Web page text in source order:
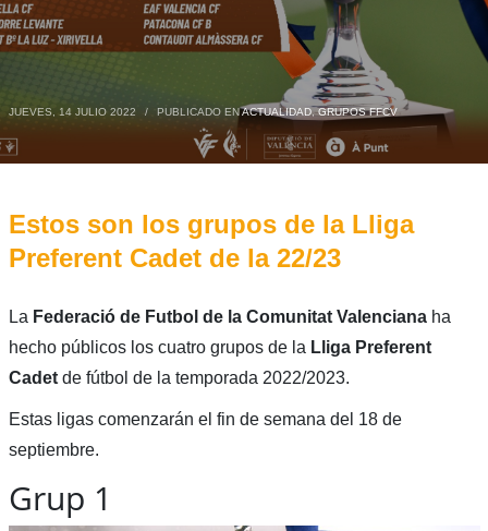
JUEVES, 14 JULIO 2022 / PUBLICADO ENACTUALIDAD,GRUPOS FFCV
Estos son los grupos de la Lliga
Preferent Cadet de la 22/23
La Federació de Futbol de la Comunitat Valenciana ha
hecho públicos los cuatro grupos de la Lliga Preferent
Cadetde fútbol de la temporada 2022/2023.
Estas ligas comenzarán el fin de semana del 18 de
septiembre.
Grup 1